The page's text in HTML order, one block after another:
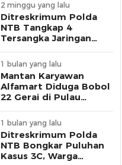
2 minggu yang lalu
Ditreskrimum Polda
NTB Tangkap 4
Tersangka Jaringan
1 bulan yang lalu
Mantan Karyawan
Alfamart Diduga Bobol
22 Gerai di Pulau
Modus Pelaku
1 bulan yang lalu
Ditreskrimum Polda
NTB Bongkar Puluhan
Kasus 3C, Warga